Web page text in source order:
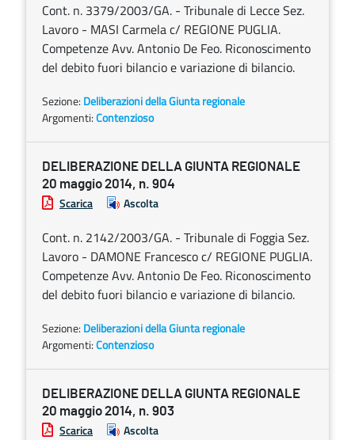
Cont. n. 3379/2003/GA. - Tribunale di Lecce Sez.
Lavoro - MASI Carmela c/ REGIONE PUGLIA.
Competenze Avv. Antonio De Feo. Riconoscimento
del debito fuori bilancio e variazione di bilancio.
Sezione: Deliberazioni della Giunta regionale
Argomenti:Contenzioso
DELIBERAZIONE DELLA GIUNTA REGIONALE
20 maggio 2014, n. 904
Scarica Ascolta
Cont. n. 2142/2003/GA. - Tribunale di Foggia Sez.
Lavoro - DAMONE Francesco c/ REGIONE PUGLIA.
Competenze Avv. Antonio De Feo. Riconoscimento
del debito fuori bilancio e variazione di bilancio.
Sezione: Deliberazioni della Giunta regionale
Argomenti:Contenzioso
DELIBERAZIONE DELLA GIUNTA REGIONALE
20 maggio 2014, n. 903
Scarica Ascolta